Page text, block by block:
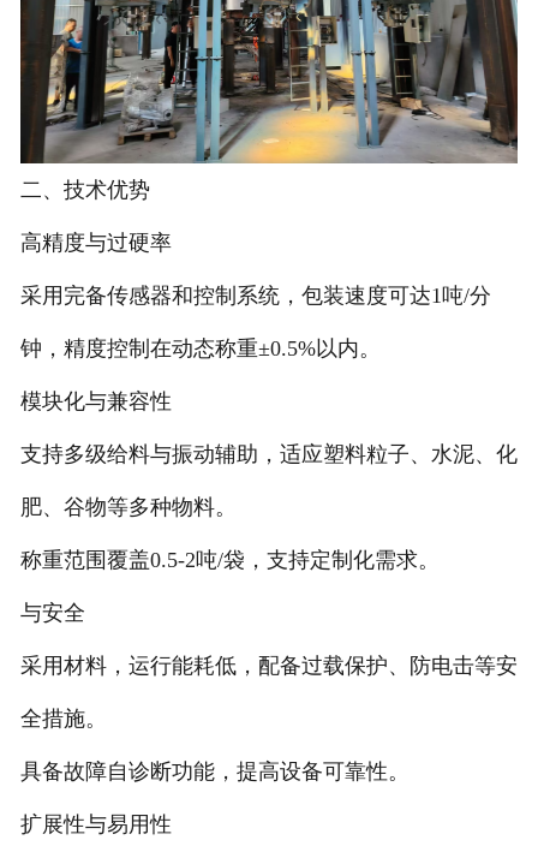
二、技术优势
高精度与过硬率
采用完备传感器和控制系统，包装速度可达1吨/分
钟，精度控制在动态称重±0.5%以内。
模块化与兼容性
支持多级给料与振动辅助，适应塑料粒子、水泥、化
肥、谷物等多种物料。
称重范围覆盖0.5-2吨/袋，支持定制化需求。
与安全
采用材料，运行能耗低，配备过载保护、防电击等安
全措施。
具备故障自诊断功能，提高设备可靠性。
扩展性与易用性